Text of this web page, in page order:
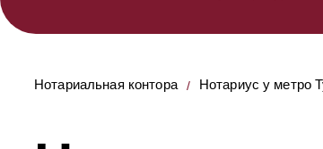
Нотариальная контора Нотариус у метро